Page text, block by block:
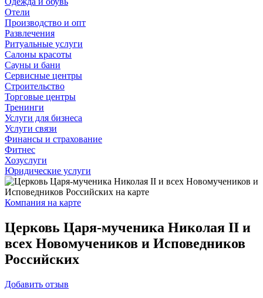
Отели
Производство и опт
Развлечения
Ритуальные услуги
Салоны красоты
Сауны и бани
Сервисные центры
Строительство
Торговые центры
Тренинги
Услуги для бизнеса
Услуги связи
Финансы и страхование
Фитнес
Хозуслуги
Юридические услуги
Компания на карте
Церковь Царя-мученика Николая II и
всех Новомучеников и Исповедников
Российских
Добавить отзыв